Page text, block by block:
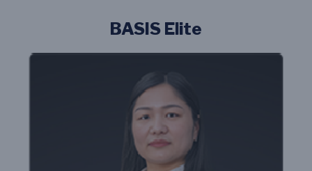
BASIS Elite